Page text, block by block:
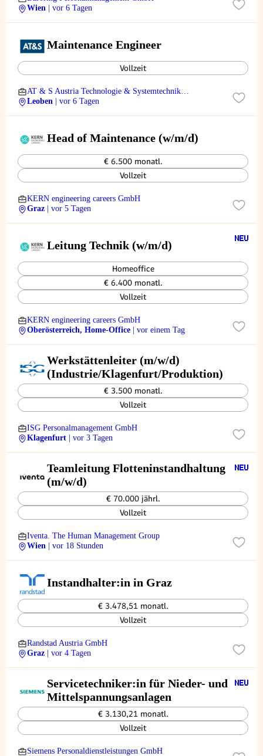
Wien
| vor 6 Tagen
Maintenance Engineer
Vollzeit
AT & S Austria Technologie & Systemtechnik
Aktiengesellschaft
Leoben | vor 6 Tagen
Head of Maintenance (w/m/d)
€ 6.500 monatl.
Vollzeit
KERN engineering careers GmbH
Graz
| vor 5 Tagen
Leitung Technik (w/m/d)
Homeoffice
€ 6.400 monatl.
Vollzeit
KERN engineering careers GmbH
Oberösterreich, Home-Office
| vor einem Tag
Werkstättenleiter (m/w/d)
(Industrie/Klagenfurt/Produktion)
€ 3.500 monatl.
Vollzeit
ISG Personalmanagement GmbH
Klagenfurt
| vor 3 Tagen
Teamleitung Flotteninstandhaltung
(m/w/d)
€ 70.000 jährl.
Vollzeit
Iventa. The Human Management Group
Wien
| vor 18 Stunden
Instandhalter:in in Graz
€ 3.478,51 monatl.
Vollzeit
Randstad Austria GmbH
Graz
| vor 4 Tagen
Servicetechniker:in für Nieder- und
Mittelspannungsanlagen
€ 3.130,21 monatl.
Vollzeit
Siemens Personaldienstleistungen GmbH